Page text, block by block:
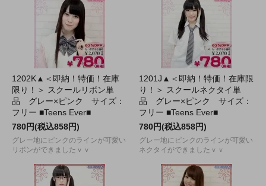
1202K▲＜即納！特価！在庫
限り！＞ スクールリボン単
品 グレー×ピンク サイズ：
フリー ■Teens Ever■
780円(税込858円)
グレー地にピンクのラインが可愛い
リボンができましたｖｖ
1201J▲＜即納！特価！在庫限
り！＞ スクールネクタイ単
品 グレー×ピンク サイズ：
フリー ■Teens Ever■
780円(税込858円)
グレー地にピンクのラインが可愛い
ネクタイができましたｖｖ